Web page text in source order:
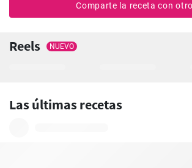
Comparte la receta con
Reels NUEVO
Las últimas recetas